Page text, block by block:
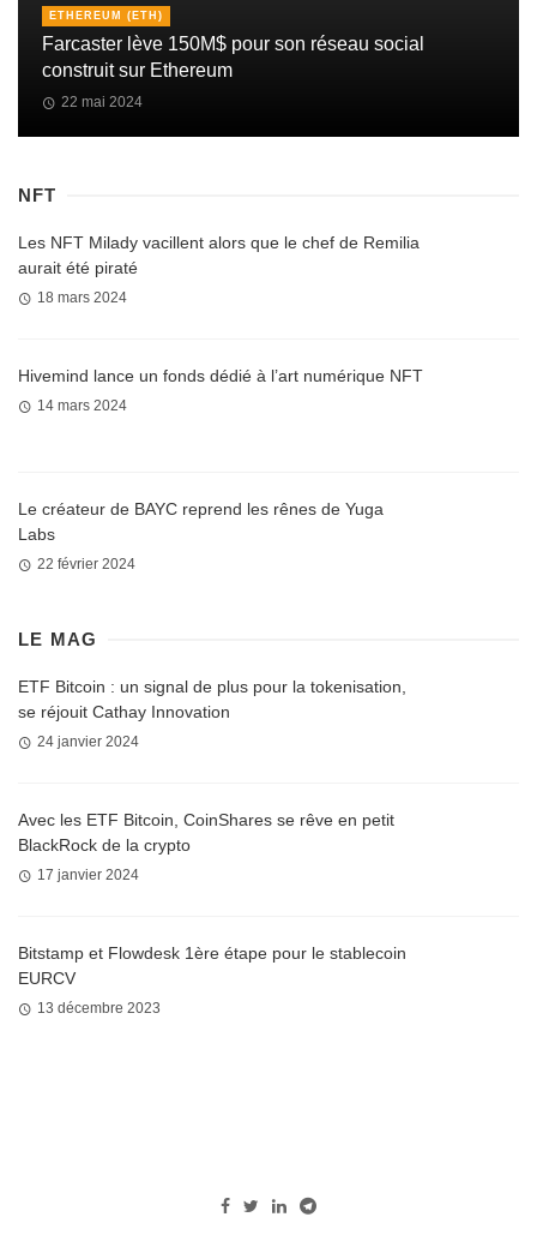
ETHEREUM (ETH)
Farcaster lève 150M$ pour son réseau social
construit sur Ethereum
22 mai 2024
NFT
Les NFT Milady vacillent alors que le chef de Remilia
aurait été piraté
18 mars 2024
Hivemind lance un fonds dédié à l’art numérique NFT
14 mars 2024
Le créateur de BAYC reprend les rênes de Yuga
Labs
22 février 2024
LE MAG
ETF Bitcoin : un signal de plus pour la tokenisation,
se réjouit Cathay Innovation
24 janvier 2024
Avec les ETF Bitcoin, CoinShares se rêve en petit
BlackRock de la crypto
17 janvier 2024
Bitstamp et Flowdesk 1ère étape pour le stablecoin
EURCV
13 décembre 2023